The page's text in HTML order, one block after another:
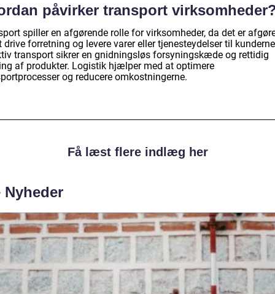
påvirker transport
spiller en afgørende rolle for virksomheder, da det er
drive forretning og levere varer eller tjenesteydelser til
transport sikrer en gnidningsløs forsyningskæde og rettidig
af produkter. Logistik hjælper med at optimere
og reducere omkostningerne.
Få læst flere indlæg her
Nyheder